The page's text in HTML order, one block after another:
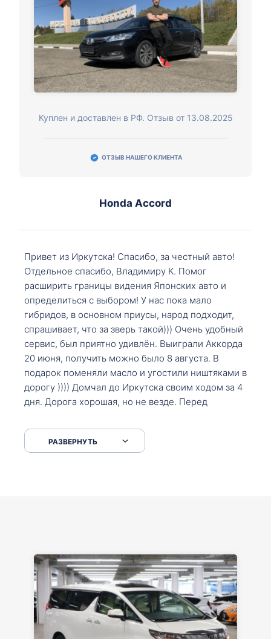
Куплен и доставлен в РФ. Отзыв от 13.08.2025
ОТЗЫВ НАШЕГО КЛИЕНТА
Honda Accord
Привет из Иркутска! Спасибо, за честный авто!
Отдельное спасибо, Владимиру К. Помог
расширить границы видения Японских авто и
определиться с выбором! У нас пока мало
гибридов, в основном приусы, народ подходит,
спрашивает, что за зверь такой))) Очень удобный
сервис, был приятно удивлён. Выиграли Аккорда
20 июня, получить можно было 8 августа. В
подарок поменяли масло и угостили ништяками в
дорогу )))) Домчал до Иркутска своим ходом за 4
дня. Дорога хорошая, но не везде. Перед
серпантинах по пути следования.
РАЗВЕРНУТЬ